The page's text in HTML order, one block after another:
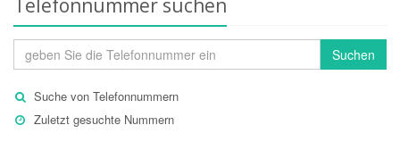
Telefonnummer suchen
Suchen
Suche von Telefonnummern
Zuletzt gesuchte Nummern